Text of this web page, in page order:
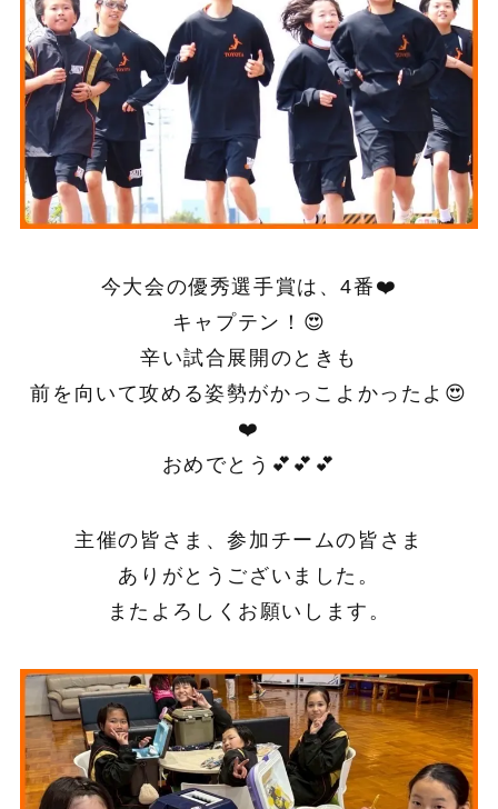
今大会の優秀選手賞は、4番❤️
キャプテン！😍
辛い試合展開のときも
前を向いて攻める姿勢がかっこよかったよ😍
❤️
おめでとう💕💕💕
主催の皆さま、参加チームの皆さま
ありがとうございました。
またよろしくお願いします。